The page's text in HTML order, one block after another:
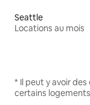
Seattle
Locations au mois
* Il peut y avoir
certains